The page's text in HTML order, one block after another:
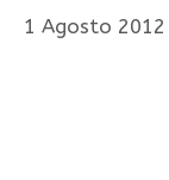
1 Agosto 2012